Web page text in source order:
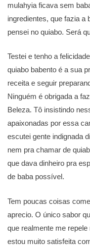
mulahyia ficava sem
ingredientes, que fazia a
pensei no quiabo. Será
Testei e tenho a
quiabo babento é a sua
receita e seguir
Ninguém é obrigada a
Beleza. Tô insistindo
apaixonadas por essa
escutei gente indignada
nem pra chamar de
que dava dinheiro pra
de baba possível.
Tem poucas coisas
aprecio. O único sabor
que realmente me
estou muito satisfeita